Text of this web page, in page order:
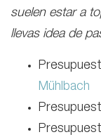
suelen estar a
llevas idea de
Mühlbach